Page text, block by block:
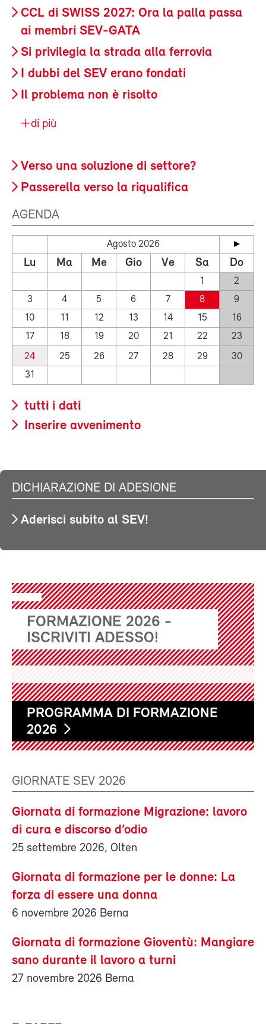
CCL di SWISS 2027: Ora la palla passa
ai membri SEV-GATA
Si privilegia la strada alla ferrovia
I dubbi del SEV erano fondati
Il problema non è risolto
di più
Verso una soluzione di settore?
Passerella verso la riqualifica
AGENDA
Agosto 2026
Lu Ma Me Gio Ve Sa Do
1
2
3
4 5 6 7 8
9
10
11 12 13 14 15
16
17
18 19 20 21 22
23
24
25 26 27 28 29
30
31
tutti i dati
Inserire avvenimento
DICHIARAZIONE DI ADESIONE
Aderisci subito al SEV!
FORMAZIONE 2026 -
ISCRIVITI ADESSO!
PROGRAMMA DI FORMAZIONE
2026
GIORNATE SEV 2026
Giornata di formazione Migrazione: lavoro
di cura e discorso d’odio
25 settembre 2026, Olten
Giornata di formazione per le donne: La
forza di essere una donna
6 novembre 2026 Berna
Giornata di formazione Gioventù: Mangiare
sano durante il lavoro a turni
27 novembre 2026 Berna